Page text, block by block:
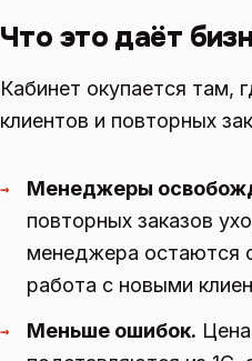
Что это даёт
Кабинет окупается там,
клиентов и повторных
→ Менеджеры
повторных заказов
менеджера остаются
работа с новыми
→ Меньше ошибок.